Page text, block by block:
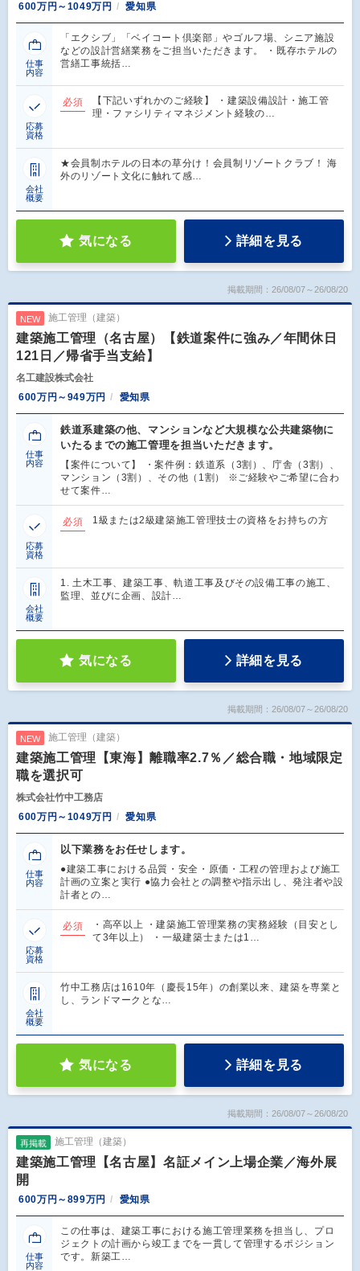
600万円～1049万円
愛知県
仕事
内容
「エクシブ」「ベイコート倶楽部」やゴルフ場、シニア施設
などの設計営繕業務をご担当いただきます。 ・既存ホテルの
営繕工事統括…
応募
資格
必須
【下記いずれかのご経験】 ・建築設備設計・施工管
理・ファシリティマネジメント経験の…
会社
概要
★会員制ホテルの日本の草分け！会員制リゾートクラブ！ 海
外のリゾート文化に触れて感…
気になる 詳細を見る
掲載期間：26/08/07～26/08/20
NEW 施工管理（建築）
建築施工管理（名古屋）【鉄道案件に強み／年間休日
121日／帰省手当支給】
名工建設株式会社
600万円～949万円
愛知県
仕事
内容
鉄道系建築の他、マンションなど大規模な公共建築物に
いたるまでの施工管理を担当いただきます。
【案件について】 ・案件例：鉄道系（3割）、庁舎（3割）、
マンション（3割）、その他（1割） ※ご経験やご希望に合わ
せて案件…
応募
資格
必須 1級または2級建築施工管理技士の資格をお持ちの方
会社
概要
1. 土木工事、建築工事、軌道工事及びその設備工事の施工、
監理、並びに企画、設計…
気になる 詳細を見る
掲載期間：26/08/07～26/08/20
NEW 施工管理（建築）
建築施工管理【東海】離職率2.7％／総合職・地域限定
職を選択可
株式会社竹中工務店
600万円～1049万円
愛知県
仕事
内容
以下業務をお任せします。
●建築工事における品質・安全・原価・工程の管理および施工
計画の立案と実行 ●協力会社との調整や指示出し、発注者や設
計者との…
応募
資格
必須
・高卒以上 ・建築施工管理業務の実務経験（目安とし
て3年以上） ・一級建築士または1…
会社
概要
竹中工務店は1610年（慶長15年）の創業以来、建築を専業と
し、ランドマークとな…
気になる 詳細を見る
掲載期間：26/08/07～26/08/20
再掲載 施工管理（建築）
建築施工管理【名古屋】名証メイン上場企業／海外展
開
600万円～899万円 愛知県
仕事
内容
この仕事は、建築工事における施工管理業務を担当し、プロ
ジェクトの計画から竣工までを一貫して管理するポジション
です。新築工…